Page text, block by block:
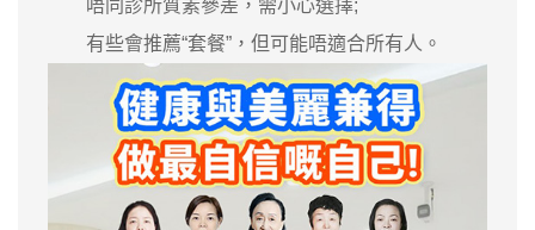
唔同診所質素參差，需小心選擇;
有些會推薦“套餐”，但可能唔適合所有人。